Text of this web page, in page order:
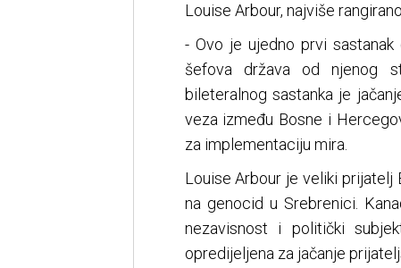
Louise Arbour, najviše
- Ovo je ujedno prvi sastanak
šefova država od njenog
bileteralnog sastanka je
veza između Bosne i
za implementaciju mira.
Louise Arbour je veliki prijatelj
na genocid u Srebrenici.
nezavisnost i politički
opredijeljena za jačanje